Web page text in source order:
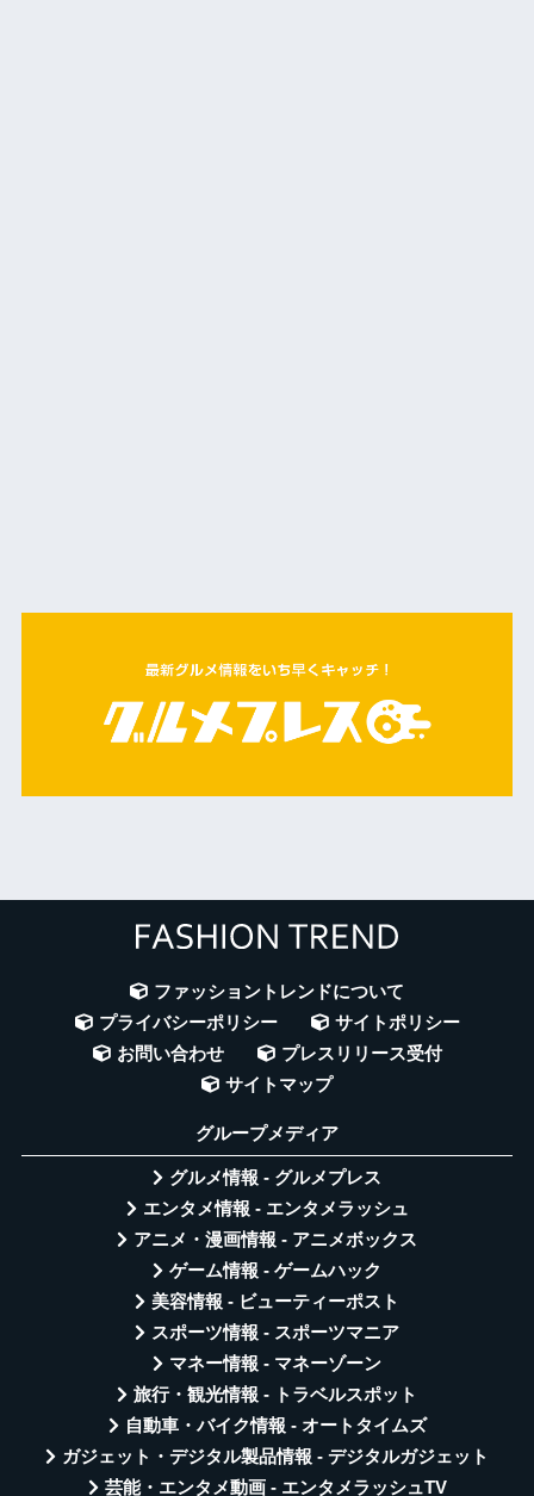
ファッショントレンドについて
プライバシーポリシー
サイトポリシー
お問い合わせ
プレスリリース受付
サイトマップ
グループメディア
グルメ情報 - グルメプレス
エンタメ情報 - エンタメラッシュ
アニメ・漫画情報 - アニメボックス
ゲーム情報 - ゲームハック
美容情報 - ビューティーポスト
スポーツ情報 - スポーツマニア
マネー情報 - マネーゾーン
旅行・観光情報 - トラベルスポット
自動車・バイク情報 - オートタイムズ
ガジェット・デジタル製品情報 - デジタルガジェット
芸能・エンタメ動画 - エンタメラッシュTV